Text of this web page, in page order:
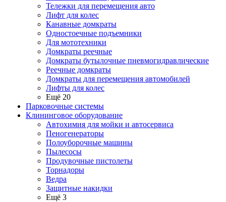
Тележки для перемещения авто
Лифт для колес
Канавные домкраты
Одностоечные подъемники
Для мототехники
Домкраты реечные
Домкраты бутылочные пневмогидравлические
Реечные домкраты
Домкраты для перемещения автомобилей
Лифты для колес
Ещё 20
Парковочные системы
Клининговое оборудование
Автохимия для мойки и автосервиса
Пеногенераторы
Полоуборочные машины
Пылесосы
Продувочные пистолеты
Торнадоры
Ведра
Защитные накидки
Ещё 3